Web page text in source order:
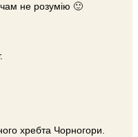
не розумію 🙂
хребта Чорногори.